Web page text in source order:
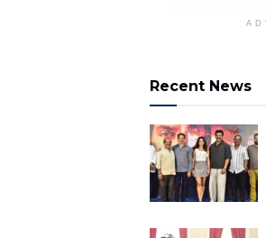
Recent News